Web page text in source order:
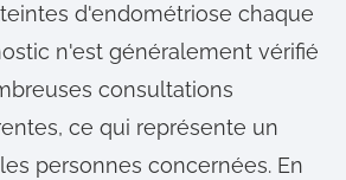
d'endométriose chaque
n'est généralement vérifié
consultations
ce qui représente un
personnes concernées. En